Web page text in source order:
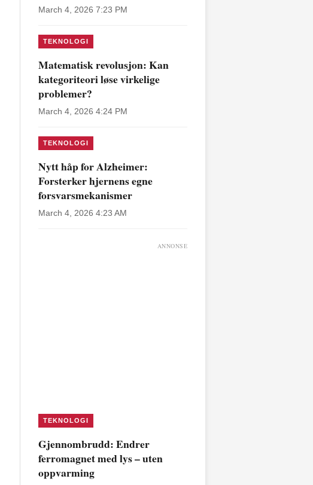
March 4, 2026 7:23 PM
TEKNOLOGI
Matematisk revolusjon: Kan
kategoriteori løse virkelige
problemer?
March 4, 2026 4:24 PM
TEKNOLOGI
Nytt håp for Alzheimer:
Forsterker hjernens egne
forsvarsmekanismer
March 4, 2026 4:23 AM
ANNONSE
TEKNOLOGI
Gjennombrudd: Endrer
ferromagnet med lys – uten
oppvarming